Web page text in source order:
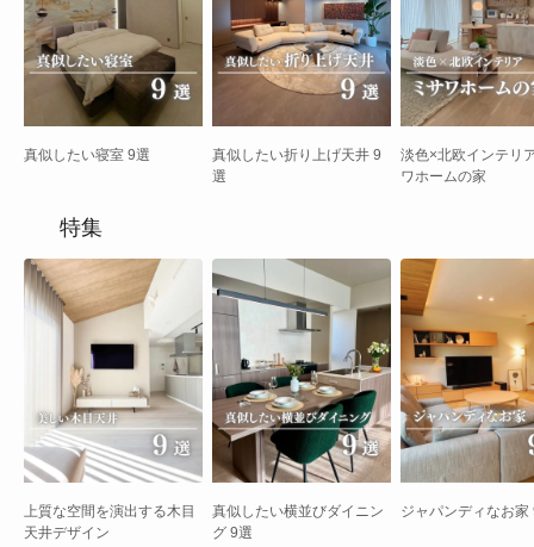
真似したい寝室 9選
真似したい折り上げ天井 9
選
淡色×北欧インテリ
ワホームの家
特集
上質な空間を演出する木目
天井デザイン
真似したい横並びダイニン
グ 9選
ジャパンディなお家